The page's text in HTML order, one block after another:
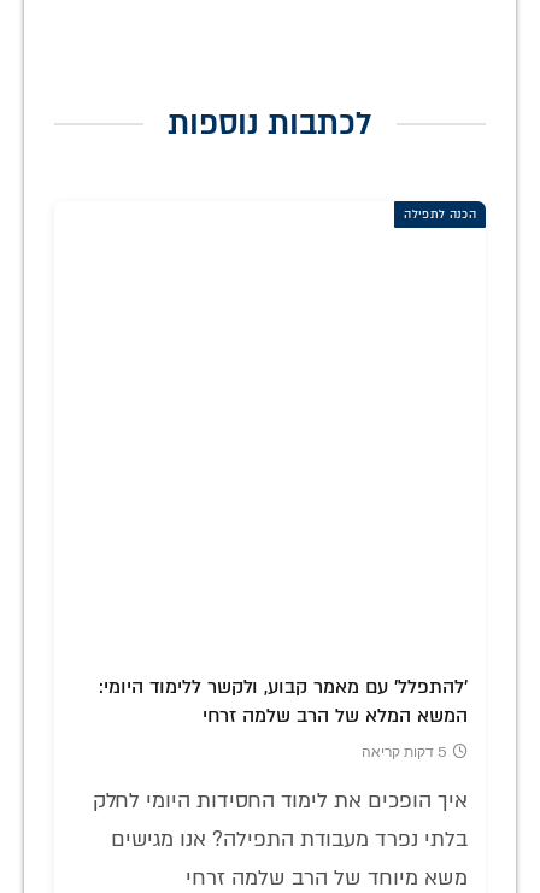
לכתבות נוספות
הכנה לתפילה
'להתפלל' עם מאמר קבוע, ולקשר ללימוד היומי:
המשא המלא של הרב שלמה זרחי
5 דקות קריאה
איך הופכים את לימוד החסידות היומי לחלק
בלתי נפרד מעבודת התפילה? אנו מגישים
משא מיוחד של הרב שלמה זרחי